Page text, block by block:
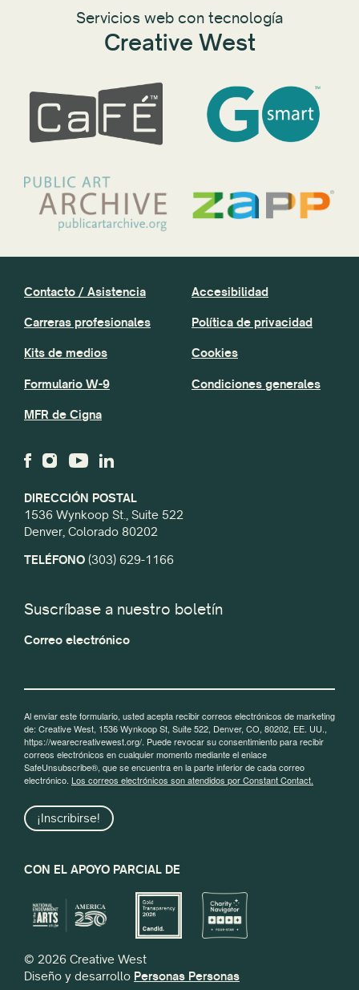
Servicios web con tecnología
Creative West
DIRECCIÓN POSTAL
1536 Wynkoop St., Suite 522
Denver, Colorado 80202
TELÉFONO (303) 629-1166
Contacto / Asistencia
Carreras profesionales
Kits de medios
Formulario W-9
MFR de Cigna
Accesibilidad
Política de privacidad
Cookies
Condiciones generales
Suscríbase a nuestro boletín
Correo electrónico
Al enviar este formulario, usted acepta recibir correos electrónicos de marketing
de: Creative West, 1536 Wynkoop St, Suite 522, Denver, CO, 80202, EE. UU.,
https://wearecreativewest.org/. Puede revocar su consentimiento para recibir
correos electrónicos en cualquier momento mediante el enlace
SafeUnsubscribe®, que se encuentra en la parte inferior de cada correo
electrónico. Los correos electrónicos son atendidos por Constant Contact.
¡Inscribirse!
CON EL APOYO PARCIAL DE
© 2026 Creative West
Diseño y desarrollo Personas Personas